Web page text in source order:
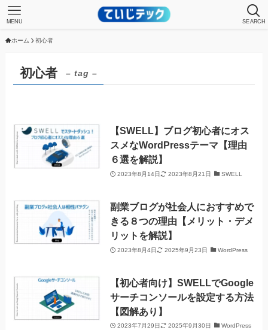
SEARCH
MENU
ホーム 初心者
初心者 – tag –
【SWELL】ブログ初心者にオス
スメなWordPressテーマ【理由
６選を解説】
2023年8月14日 2023年8月21日 SWELL
副業ブログが社会人におすすめで
きる８つの理由【メリット・デメ
リットを解説】
2023年8月4日 2025年9月23日 WordPress
【初心者向け】SWELLでGoogle
サーチコンソールを設定する方法
【図解あり】
2023年7月29日 2025年9月30日 WordPress